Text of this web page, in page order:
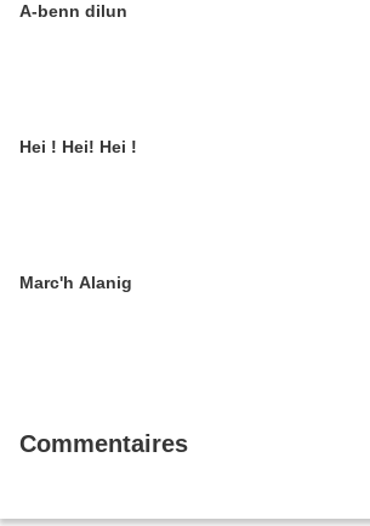
A-benn dilun
Hei ! Hei! Hei !
Marc'h Alanig
Commentaires